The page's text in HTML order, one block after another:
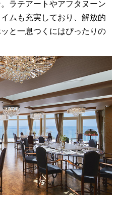
ラテアートやアフタヌーン
ムも充実しており、解放的
と一息つくにはぴったりの